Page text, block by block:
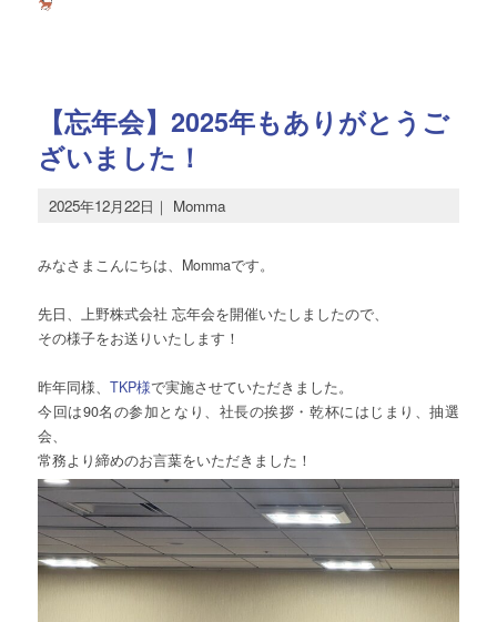
【忘年会】2025年もありがとうご
ざいました！
2025年12月22日 ｜ Momma
みなさまこんにちは、Mommaです。
先日、上野株式会社 忘年会を開催いたしましたので、
その様子をお送りいたします！
昨年同様、 TKP様で実施させていただきました。
今回は90名の参加となり、社長の挨拶・乾杯にはじまり、抽選
会、
常務より締めのお言葉をいただきました！